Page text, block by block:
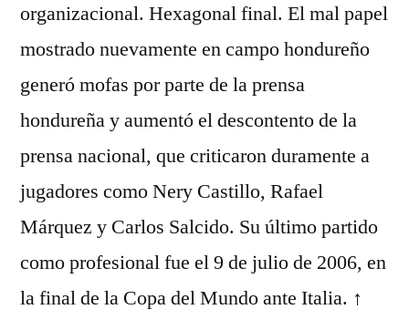
organizacional. Hexagonal final. El mal papel
mostrado nuevamente en campo hondureño
generó mofas por parte de la prensa
hondureña y aumentó el descontento de la
prensa nacional, que criticaron duramente a
jugadores como Nery Castillo, Rafael
Márquez y Carlos Salcido. Su último partido
como profesional fue el 9 de julio de 2006, en
la final de la Copa del Mundo ante Italia. ↑